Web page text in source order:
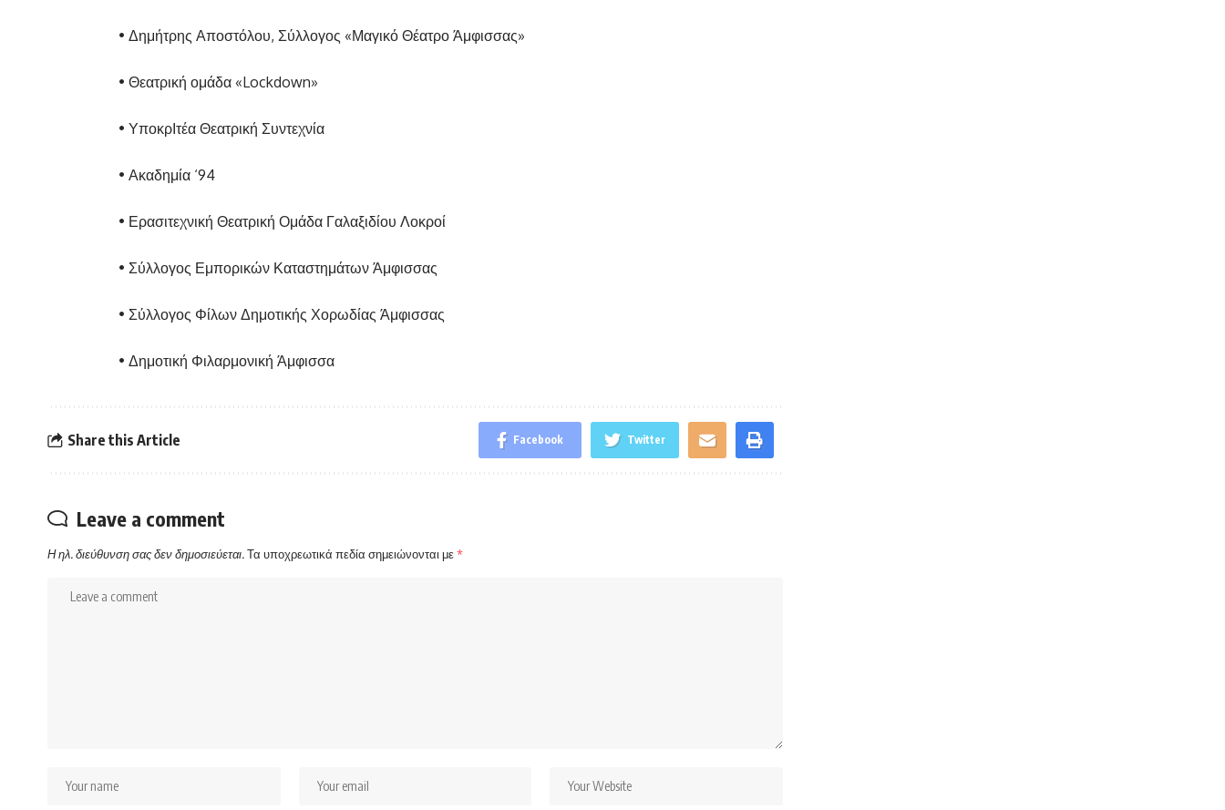
• Δημήτρης Αποστόλου, Σύλλογος «Μαγικό Θέατρο Άμφισσας»
• Θεατρική ομάδα «Lockdown»
• ΥποκρΙτέα Θεατρική Συντεχνία
• Ακαδημία ‘94
• Ερασιτεχνική Θεατρική Ομάδα Γαλαξιδίου Λοκροί
• Σύλλογος Εμπορικών Καταστημάτων Άμφισσας
• Σύλλογος Φίλων Δημοτικής Χορωδίας Άμφισσας
• Δημοτική Φιλαρμονική Άμφισσα
Share this Article Facebook Twitter
Leave a comment
Η ηλ. διεύθυνση σας δεν δημοσιεύεται.Τα υποχρεωτικά πεδία σημειώνονται με*